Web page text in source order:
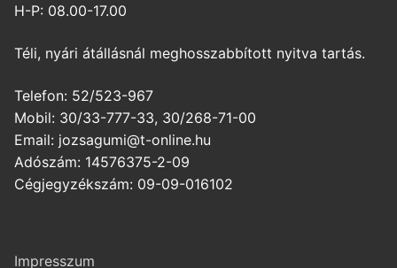
H-P: 08.00-17.00
Téli, nyári átállásnál meghosszabbított nyitva tartás.
Telefon: 52/523-967
Mobil: 30/33-777-33, 30/268-71-00
Email: jozsagumi@t-online.hu
Adószám: 14576375-2-09
Cégjegyzékszám: 09-09-016102
Impresszum